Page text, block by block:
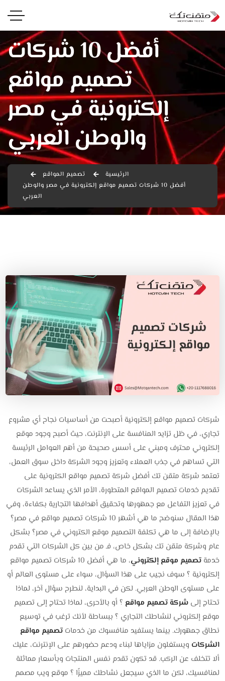
أفضل 10 شركات
تصميم مواقع
إلكترونية في مصر
والوطن العربي
الرئيسية
تصميم المواقع
أفضل 10 شركات تصميم مواقع إلكترونية في مصر والوطن
العربي
شركات تصميم مواقع إلكترونية أصبحت من أساسيات نجاح أي مشروع
تجاري، في ظل تزايد المنافسة على الإنترنت، حيث أصبح وجود موقع
إلكتروني محترف ومبني على أسس صحيحة من أهم العوامل الرئيسة
التي تساهم في جذب العملاء وتعزيز وجود الشركة داخل سوق العمل،
تعتمد شركة متقن تك أفضل شركة تصميم مواقع الكترونية على
تقديم خدمات تصميم المواقع المتطورة، الأمر الذي يساعد الشركات
في تعزيز التفاعل مع جمهورها وتحقيق أهدافها التجارية بكفاءة، وفي
هذا المقال سنوضح ما هي أشهر 10 شركات تصميم مواقع في مصر؟
بالإضافة إلى ما هي تكلفة التصميم موقع الكتروني في مصر؟ بشكل
عام وشركة متقن تك بشكل خاص، فـمن بين كل الشركات التي تقدم
خدمةتصميم موقع إلكتروني
، ما هي أفضل 10 شركات تصميم مواقع
إلكترونية ؟ سوف نجيب على هذا السؤال، سواء على مستوى العالم أو
على مستوى الوطن العربي. لكن في البداية، لنطرح سؤال آخر، لماذا
تحتاج إلىشركة تصميم مواقع ؟ أو بالأحرى، لماذا تحتاج إلى تصميم
موقع إلكتروني لنشاطك التجاري ؟ ببساطة لأنك ترغب في توسيع
نطاق جمهورك. بينما يستفيد منافسوك من خدماتتصميم مواقع
الشركات ويستغلون مزاياها لبناء ودعم حضورهم على الإنترنت، عليك
ألا تتخلف عن الركب. قد تكون تقدم نفس المنتجات وبأسعار مماثلة
لمنافسيك، لكن ما الذي سيجعل نشاطك مميزًا ؟ موقع ويب مصمم